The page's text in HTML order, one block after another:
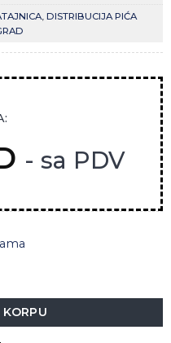
, DISTRIBUCIJA PIĆA
- sa PDV